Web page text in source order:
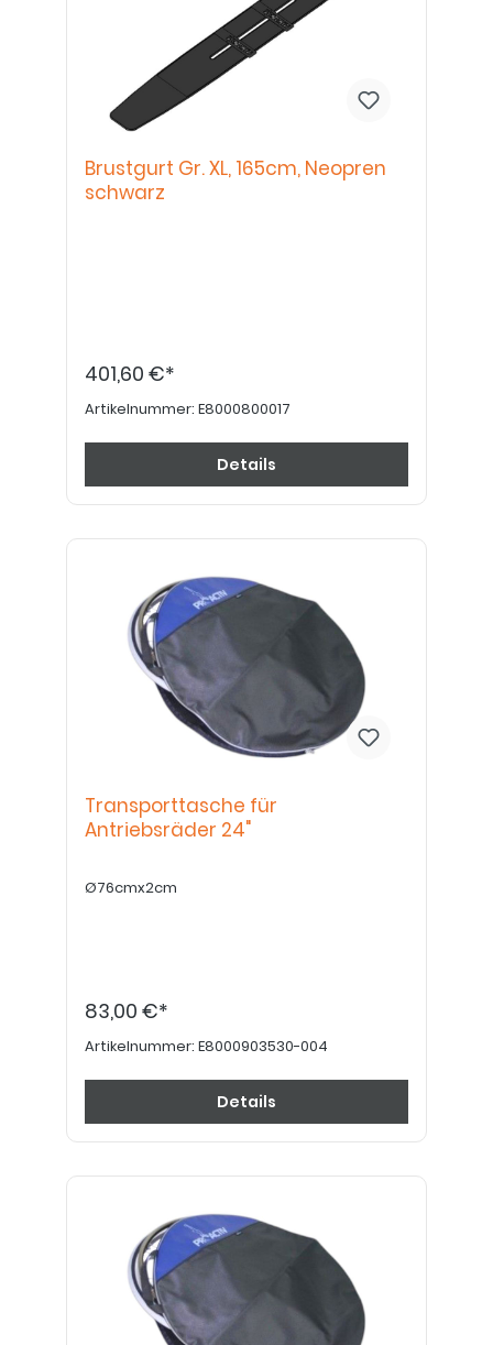
Brustgurt Gr. XL, 165cm, Neopren
schwarz
401,60 €*
Artikelnummer: E8000800017
Details
Transporttasche für
Antriebsräder 24"
Ø76cmx2cm
83,00 €*
Artikelnummer: E8000903530-004
Details